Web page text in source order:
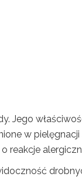
Jego
w pielęgnacji
reakcje